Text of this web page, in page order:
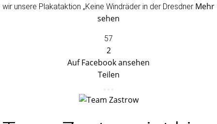
wir unsere Plakataktion „Keine Windräder in der Dresdner Mehr
sehen
57
2
Auf Facebook ansehen
Teilen